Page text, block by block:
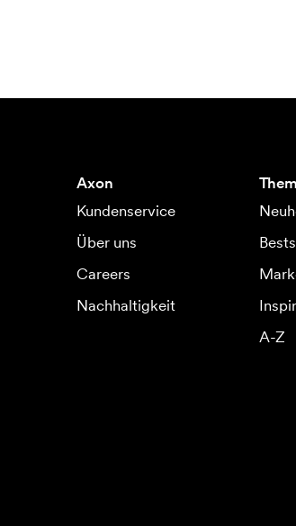
Axon
Kundenservice
Über uns
Careers
Nachhaltigkeit
A-Z